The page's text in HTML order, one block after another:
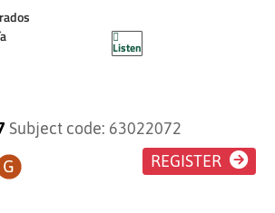
Listen
Subject code: 63022072
REGISTER